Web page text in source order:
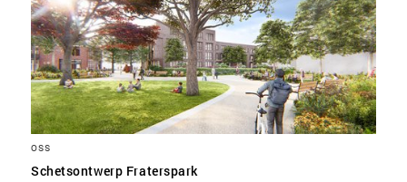
OSS
Schetsontwerp Fraterspark
SLA VOORKEUREN OP